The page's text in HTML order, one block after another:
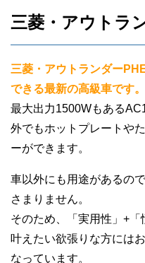
三菱・アウトラ
三菱・アウトランダー
できる最新の高級車です。
最大出力1500Wもある
外でもホットプレートや
ーができます。
車以外にも用途があるの
さまりません。
そのため、「実用性」+
叶えたい欲張りな方には
なっています。